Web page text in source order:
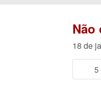
Não
18 de
5